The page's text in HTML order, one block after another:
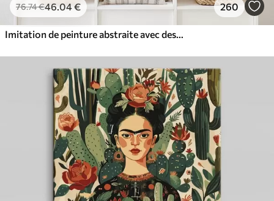
76.74€46.04€ 260
Imitation de peinture abstraite avec des cercles orange et gris, des feuilles et des branches, style moderne, effet aquarelle